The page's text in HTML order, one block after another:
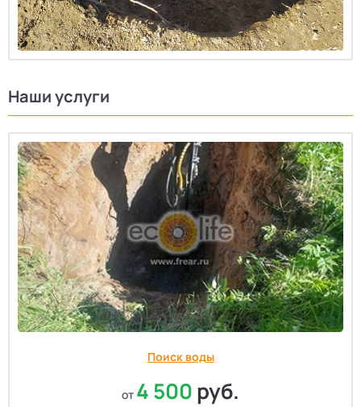
Наши услуги
Поиск воды
от 4 500руб.